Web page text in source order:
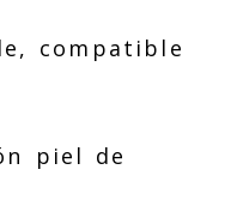
compatible
piel de